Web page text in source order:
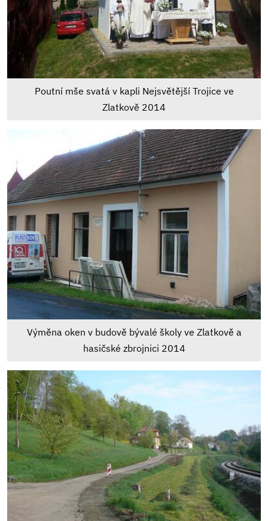
Poutní mše svatá v kapli Nejsvětější Trojice ve
Zlatkově 2014
Výměna oken v budově bývalé školy ve Zlatkově a
hasičské zbrojnici 2014